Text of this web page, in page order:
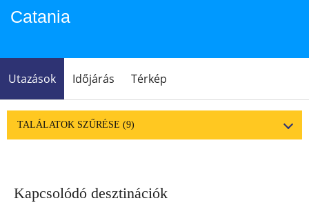
Catania
Utazások Időjárás Térkép
TALÁLATOK SZŰRÉSE (9)
Kapcsolódó desztinációk